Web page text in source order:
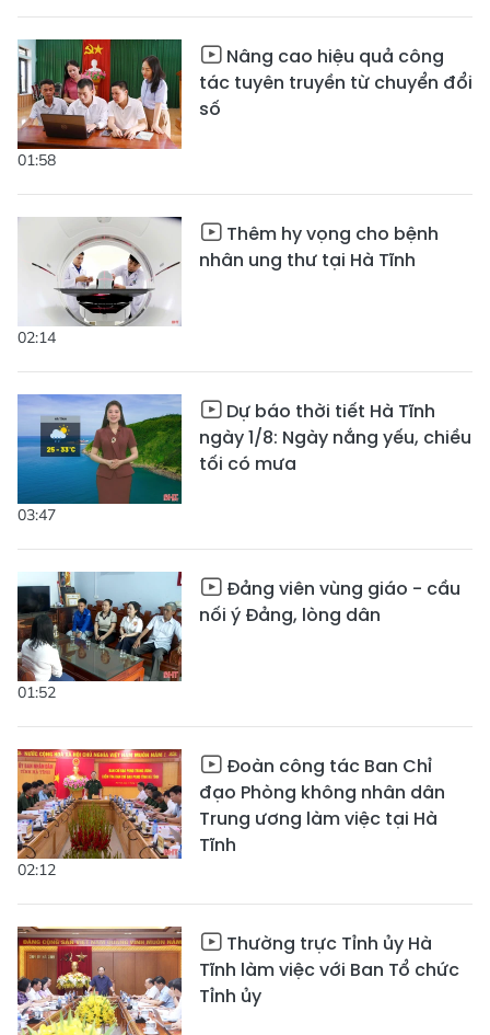
01:58
Nâng cao hiệu quả công
tác tuyên truyền từ chuyển đổi
số
02:14
Thêm hy vọng cho bệnh
nhân ung thư tại Hà Tĩnh
03:47
Dự báo thời tiết Hà Tĩnh
ngày 1/8: Ngày nắng yếu, chiều
tối có mưa
01:52
Đảng viên vùng giáo - cầu
nối ý Đảng, lòng dân
02:12
Đoàn công tác Ban Chỉ
đạo Phòng không nhân dân
Trung ương làm việc tại Hà
Tĩnh
Thường trực Tỉnh ủy Hà
Tĩnh làm việc với Ban Tổ chức
Tỉnh ủy